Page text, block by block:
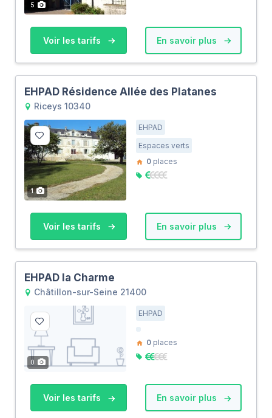
5
Voir les tarifs En savoir plus
EHPAD Résidence Allée des Platanes
Riceys 10340
1
EHPAD
Espaces verts
0 places
Voir les tarifs En savoir plus
EHPAD la Charme
Châtillon-sur-Seine 21400
0
EHPAD
0 places
Voir les tarifs En savoir plus